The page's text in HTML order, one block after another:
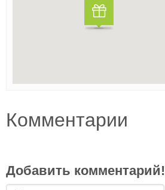
Комментарии
Добавить комментарий!